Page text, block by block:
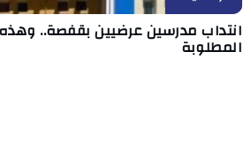
انتداب مدرسين عرضيين بقفصة..
المطلوبة